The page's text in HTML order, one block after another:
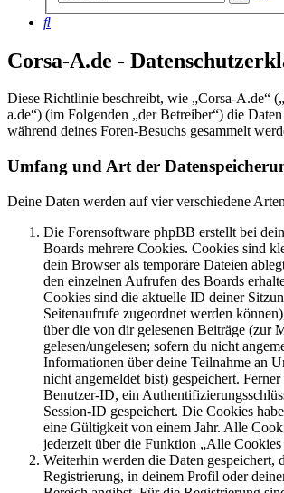
Suche
Corsa-A.de -
Diese Richtlinie beschreibt, wie „Corsa-A.de“
a.de“) (im Folgenden „der Betreiber“) die
während deines Foren-Besuchs gesammelt
Umfang und Art der
Deine Daten werden auf vier verschiedene
Die Forensoftware phpBB erstellt bei
Boards mehrere Cookies. Cookies sind
dein Browser als temporäre Dateien
den einzelnen Aufrufen des Boards
Cookies sind die aktuelle ID deiner
Seitenaufrufe zugeordnet werden
über die von dir gelesenen Beiträge (zur
gelesen/ungelesen; sofern du nicht
Informationen über deine Teilnahme an
nicht angemeldet bist) gespeichert.
Benutzer-ID, ein
Session-ID gespeichert. Die Cookies
eine Gültigkeit von einem Jahr. Alle
jederzeit über die Funktion „Alle Cookies
Weiterhin werden die Daten gespeichert,
Registrierung, in deinem Profil oder